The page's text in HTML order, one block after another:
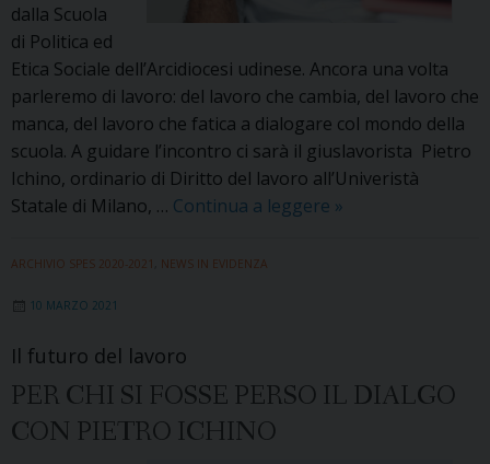
dalla Scuola
di Politica ed
Etica Sociale dell’Arcidiocesi udinese. Ancora una volta
parleremo di lavoro: del lavoro che cambia, del lavoro che
manca, del lavoro che fatica a dialogare col mondo della
scuola. A guidare l’incontro ci sarà il giuslavorista Pietro
Ichino, ordinario di Diritto del lavoro all’Univeristà
Statale di Milano, … Continua a leggere «Ripensare
Ichino
»
ARCHIVIO SPES 2020-2021 NEWS IN EVIDENZA
10 MARZO 2021
Il futuro del lavoro
PER CHI SI FOSSE PERSO IL DIALGO
CON PIETRO ICHINO